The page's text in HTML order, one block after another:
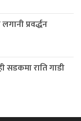
प्रवर्द्धन
सडकमा राति गाडी